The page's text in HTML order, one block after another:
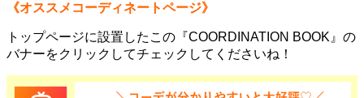
《オススメコーディネートページ》
トップページに設置したこの『COORDINATION BOOK』の
バナーをクリックしてチェックしてくださいね！